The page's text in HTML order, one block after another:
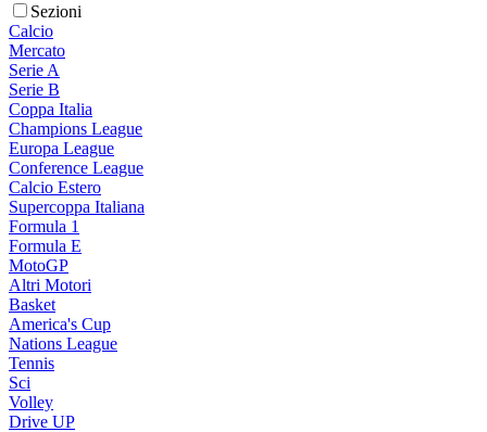
Sezioni
Calcio
Mercato
Serie A
Serie B
Coppa Italia
Champions League
Europa League
Conference League
Calcio Estero
Supercoppa Italiana
Formula 1
Formula E
MotoGP
Altri Motori
Basket
America's Cup
Nations League
Tennis
Sci
Volley
Drive UP